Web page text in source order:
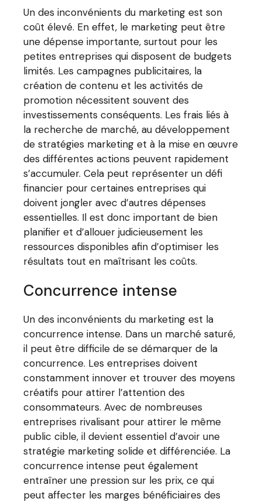
Un des inconvénients du marketing est son
coût élevé. En effet, le marketing peut être
une dépense importante, surtout pour les
petites entreprises qui disposent de budgets
limités. Les campagnes publicitaires, la
création de contenu et les activités de
promotion nécessitent souvent des
investissements conséquents. Les frais liés à
la recherche de marché, au développement
de stratégies marketing et à la mise en œuvre
des différentes actions peuvent rapidement
s’accumuler. Cela peut représenter un défi
financier pour certaines entreprises qui
doivent jongler avec d’autres dépenses
essentielles. Il est donc important de bien
planifier et d’allouer judicieusement les
ressources disponibles afin d’optimiser les
résultats tout en maîtrisant les coûts.
Concurrence intense
Un des inconvénients du marketing est la
concurrence intense. Dans un marché saturé,
il peut être difficile de se démarquer de la
concurrence. Les entreprises doivent
constamment innover et trouver des moyens
créatifs pour attirer l’attention des
consommateurs. Avec de nombreuses
entreprises rivalisant pour attirer le même
public cible, il devient essentiel d’avoir une
stratégie marketing solide et différenciée. La
concurrence intense peut également
entraîner une pression sur les prix, ce qui
peut affecter les marges bénéficiaires des